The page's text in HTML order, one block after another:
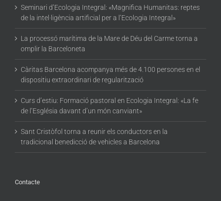
Seminari d’Ecologia Integral: «Magnifica Humanitas: reptes
de la intel·ligència artificial per a l’Ecologia Integral»
La processó marítima de la Mare de Déu del Carme torna a
omplir la Barceloneta
Càritas Barcelona acompanya més de 4.100 persones en el
dispositiu extraordinari de regularització
Curs d’estiu: Formació pastoral en Ecologia Integral: «La fe
de l’Església davant d’un món canviant»
Sant Cristòfol torna a reunir els conductors en la
tradicional benedicció de vehicles a Barcelona
Contacte